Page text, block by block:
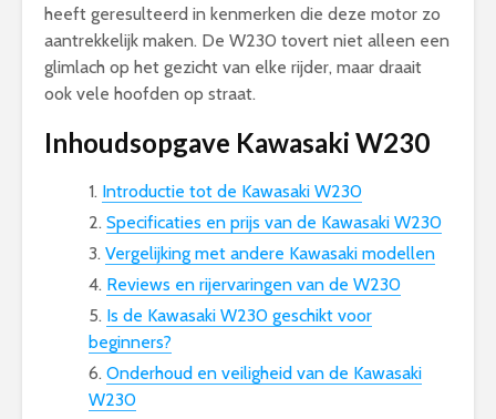
heeft geresulteerd in kenmerken die deze motor zo
aantrekkelijk maken. De W230 tovert niet alleen een
glimlach op het gezicht van elke rijder, maar draait
ook vele hoofden op straat.
Inhoudsopgave Kawasaki W230
Introductie tot de Kawasaki W230
Specificaties en prijs van de Kawasaki W230
Vergelijking met andere Kawasaki modellen
Reviews en rijervaringen van de W230
Is de Kawasaki W230 geschikt voor
beginners?
Onderhoud en veiligheid van de Kawasaki
W230